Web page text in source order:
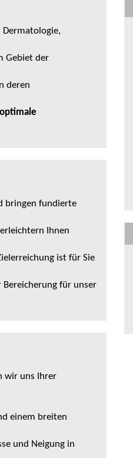
Gebiet der
deren
optimale
bringen fundierte
erleichtern Ihnen
ist für Sie
Bereicherung für unser
wir uns Ihrer
einem breiten
und Neigung in